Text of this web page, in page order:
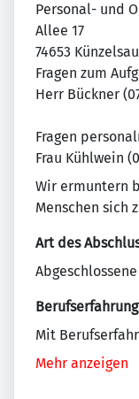
Personal- und
Allee 17
74653 Künzelsau
Fragen zum
Herr Bückner
Fragen
Frau Kühlwein
Wir ermuntern
Menschen sich
Art des
Berufserfahrung
Mit
Mehr anzeigen